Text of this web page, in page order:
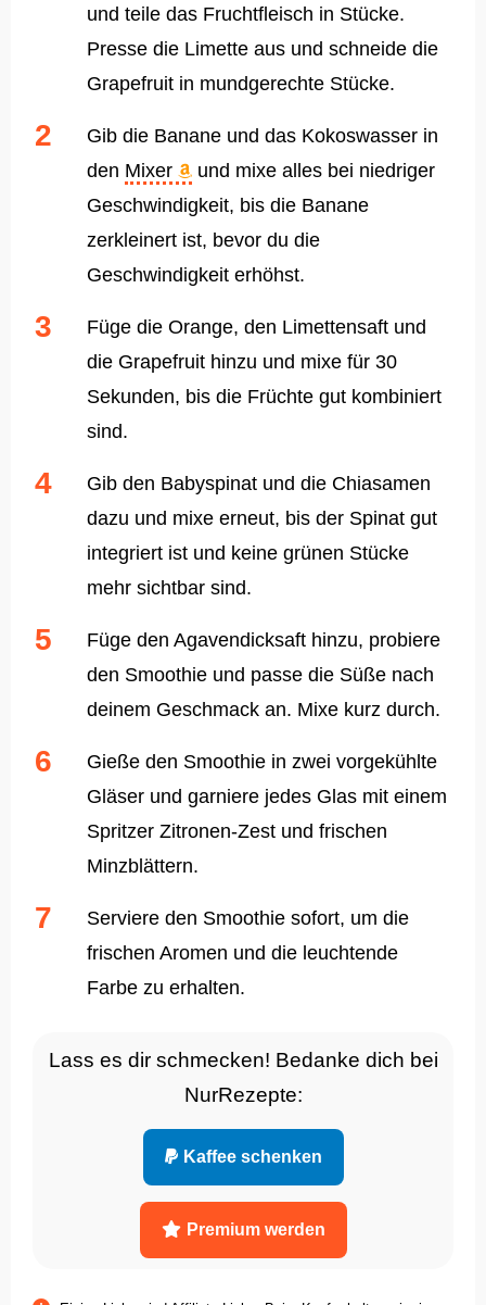
und teile das Fruchtfleisch in Stücke.
Presse die Limette aus und schneide die
Grapefruit in mundgerechte Stücke.
Gib die Banane und das Kokoswasser in
den Mixer
und mixe alles bei niedriger
Geschwindigkeit, bis die Banane
zerkleinert ist, bevor du die
Geschwindigkeit erhöhst.
Füge die Orange, den Limettensaft und
die Grapefruit hinzu und mixe für 30
Sekunden, bis die Früchte gut kombiniert
sind.
Gib den Babyspinat und die Chiasamen
dazu und mixe erneut, bis der Spinat gut
integriert ist und keine grünen Stücke
mehr sichtbar sind.
Füge den Agavendicksaft hinzu, probiere
den Smoothie und passe die Süße nach
deinem Geschmack an. Mixe kurz durch.
Gieße den Smoothie in zwei vorgekühlte
Gläser und garniere jedes Glas mit einem
Spritzer Zitronen-Zest und frischen
Minzblättern.
Serviere den Smoothie sofort, um die
frischen Aromen und die leuchtende
Farbe zu erhalten.
Lass es dir schmecken! Bedanke dich bei
NurRezepte:
Kaffee schenken
Premium werden